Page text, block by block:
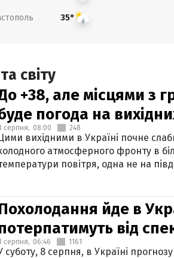
35°
світу
+38, але місцями з
погода на
серпня, 08:00 248
вихідними в Україні почне
атмосферного фронту в
повітря, одна не на
йде в
від
серпня, 06:46 1161
суботу, 8 серпня, в Україні